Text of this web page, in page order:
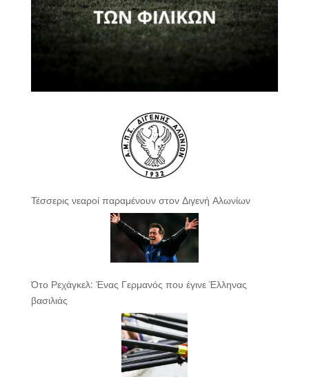
Τέσσερις νεαροί παραμένουν στον Διγενή Αλωνίων
Ότο Ρεχάγκελ: Ένας Γερμανός που έγινε Έλληνας
βασιλιάς